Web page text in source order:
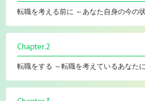
転職を考える前に ～あなた自身の今の
Chapter.2
転職をする ～転職を考えているあなた